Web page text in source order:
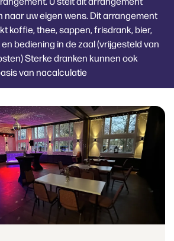
naar uw eigen wens. Dit arrangement
koffie, thee, sappen, frisdrank, bier,
bediening in de zaal (vrijgesteld van
Sterke dranken kunnen ook
van nacalculatie